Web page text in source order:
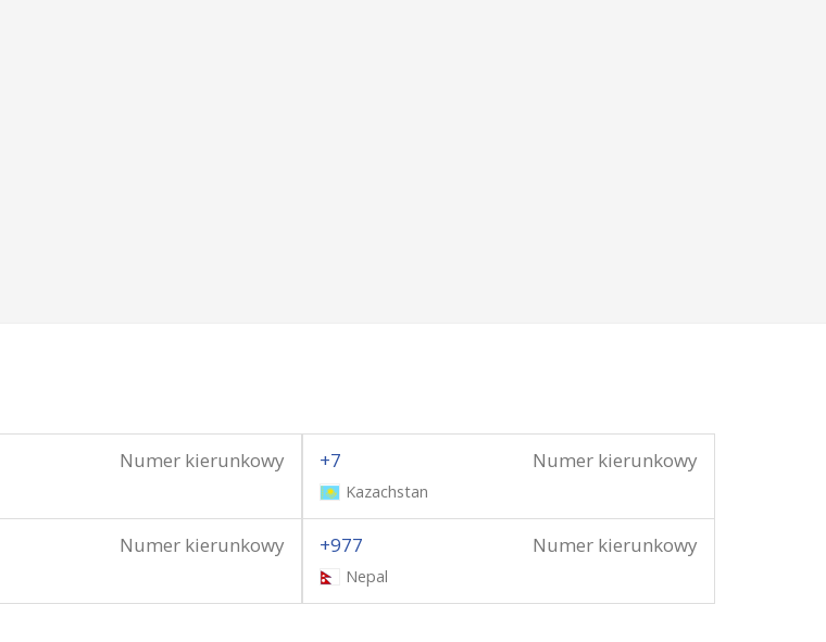
Numer kierunkowy Numer kierunkowy
+7
Kazachstan
Numer kierunkowy Numer kierunkowy
+977
Nepal